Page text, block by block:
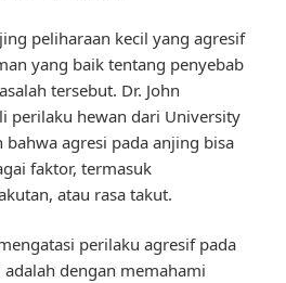
peliharaan kecil yang agresif
yang baik tentang penyebab
tersebut. Dr. John
perilaku hewan dari University
agresi pada anjing bisa
faktor, termasuk
atau rasa takut.
perilaku agresif pada
dengan memahami